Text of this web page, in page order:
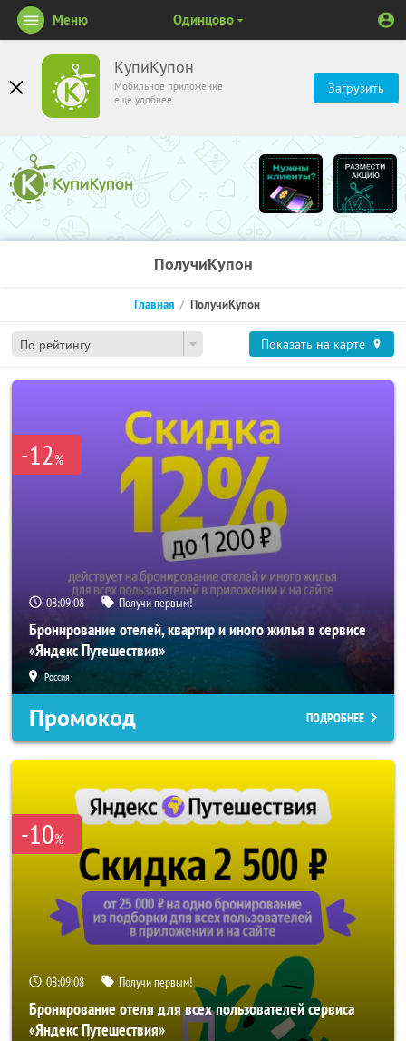
КупиКупон
Мобильное приложение
ещё удобнее
Загрузить
Меню Одинцово
ПолучиКупон
По рейтингу
Главная ПолучиКупон
Показать на карте
-12%
08:09:06 Получи первым!
Бронирование отелей, квартир и иного жилья в сервисе
«Яндекс Путешествия»
Россия
Промокод ПОДРОБНЕЕ
-10%
08:09:06 Получи первым!
Бронирование отеля для всех пользователей сервиса
«Яндекс Путешествия»